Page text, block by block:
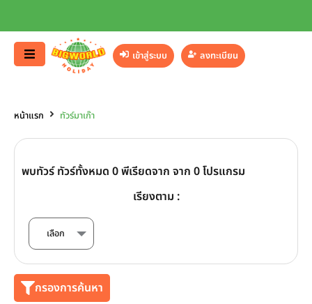
เข้าสู่ระบบ ลงทะเบียน
หน้าแรก ทัวร์มาเก๊า
พบทัวร์ ทัวร์ทั้งหมด 0 พีเรียดจาก จาก 0 โปรแกรม
เรียงตาม :
กรองการค้นหา